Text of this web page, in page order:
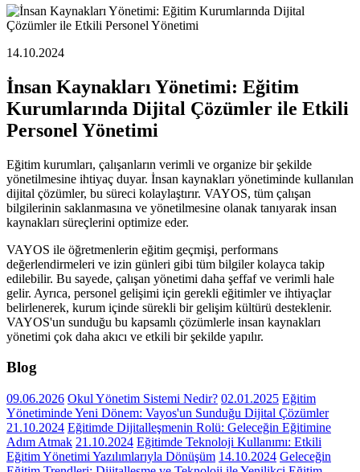
14.10.2024
İnsan Kaynakları Yönetimi: Eğitim
Kurumlarında Dijital Çözümler ile Etkili
Personel Yönetimi
Eğitim kurumları, çalışanların verimli ve organize bir şekilde
yönetilmesine ihtiyaç duyar. İnsan kaynakları yönetiminde kullanılan
dijital çözümler, bu süreci kolaylaştırır. VAYOS, tüm çalışan
bilgilerinin saklanmasına ve yönetilmesine olanak tanıyarak insan
kaynakları süreçlerini optimize eder.
VAYOS ile öğretmenlerin eğitim geçmişi, performans
değerlendirmeleri ve izin günleri gibi tüm bilgiler kolayca takip
edilebilir. Bu sayede, çalışan yönetimi daha şeffaf ve verimli hale
gelir. Ayrıca, personel gelişimi için gerekli eğitimler ve ihtiyaçlar
belirlenerek, kurum içinde sürekli bir gelişim kültürü desteklenir.
VAYOS'un sunduğu bu kapsamlı çözümlerle insan kaynakları
yönetimi çok daha akıcı ve etkili bir şekilde yapılır.
Blog
09.06.2026 Okul Yönetim Sistemi Nedir? 02.01.2025 Eğitim
Yönetiminde Yeni Dönem: Vayos'un Sunduğu Dijital Çözümler
21.10.2024 Eğitimde Dijitalleşmenin Rolü: Geleceğin Eğitimine
Adım Atmak 21.10.2024 Eğitimde Teknoloji Kullanımı: Etkili
Eğitim Yönetimi Yazılımlarıyla Dönüşüm 14.10.2024 Geleceğin